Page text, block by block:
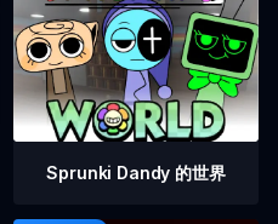
Sprunki Dandy 的世界